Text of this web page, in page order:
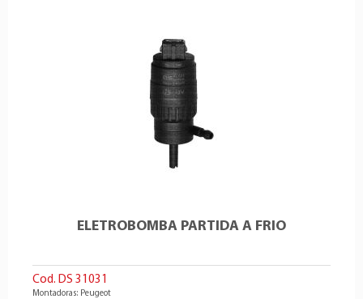
ELETROBOMBA PARTIDA A FRIO
Cod. DS 31031
Montadoras: Peugeot